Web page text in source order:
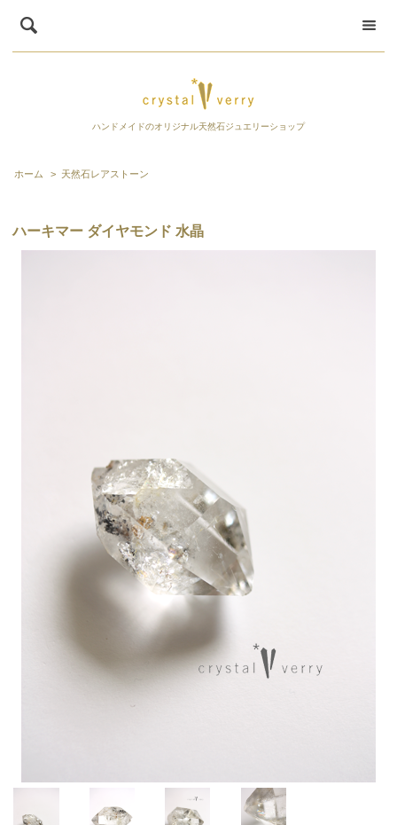
ハンドメイドのオリジナル天然石ジュエリーショップ
ホーム > 天然石レアストーン
ハーキマー ダイヤモンド 水晶